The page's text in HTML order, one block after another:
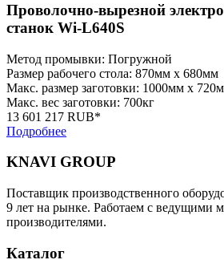
Проволочно-вырезной
станок Wi-L640S
Метод промывки: Погружной
Размер рабочего стола: 870мм x 680мм
Макс. размер заготовки: 1000мм x
Макс. вес заготовки: 700кг
13 601 217 RUB*
Подробнее
KNAVI GROUP
Поставщик производственного
9 лет на рынке. Работаем с ведущими
производителями.
Каталог